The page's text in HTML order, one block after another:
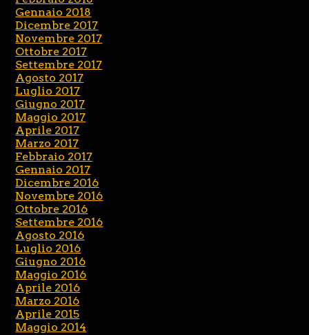
Gennaio 2018
Dicembre 2017
Novembre 2017
Ottobre 2017
Settembre 2017
Agosto 2017
Luglio 2017
Giugno 2017
Maggio 2017
Aprile 2017
Marzo 2017
Febbraio 2017
Gennaio 2017
Dicembre 2016
Novembre 2016
Ottobre 2016
Settembre 2016
Agosto 2016
Luglio 2016
Giugno 2016
Maggio 2016
Aprile 2016
Marzo 2016
Aprile 2015
Maggio 2014